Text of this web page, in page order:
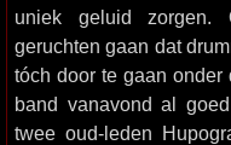
uniek geluid zorgen.
geruchten gaan dat
tóch door te gaan
band vanavond al
twee oud-leden